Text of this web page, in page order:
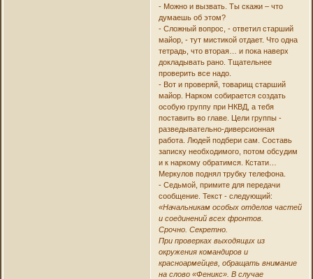
- Можно и вызвать. Ты скажи – что
думаешь об этом?
- Сложный вопрос, - ответил старший
майор, - тут мистикой отдает. Что одна
тетрадь, что вторая… и пока наверх
докладывать рано. Тщательнее
проверить все надо.
- Вот и проверяй, товарищ старший
майор. Нарком собирается создать
особую группу при НКВД, а тебя
поставить во главе. Цели группы -
разведывательно-диверсионная
работа. Людей подбери сам. Составь
записку необходимого, потом обсудим
и к наркому обратимся. Кстати…
Меркулов поднял трубку телефона.
- Седьмой, примите для передачи
сообщение. Текст - следующий:
«Начальникам особых отделов частей
и соединений всех фронтов.
Срочно. Секретно.
При проверках выходящих из
окружения командиров и
красноармейцев, обращать внимание
на слово «Феникс». В случае